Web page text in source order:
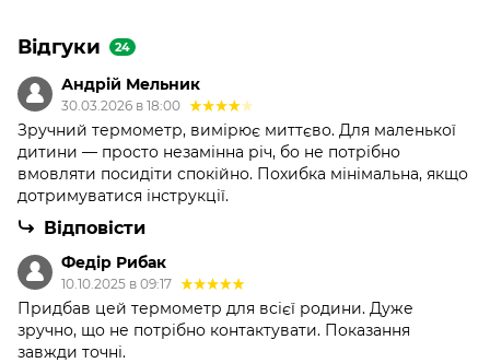
Відгуки 24
Андрій Мельник
30.03.2026 в 18:00
Зручний термометр, вимірює миттєво. Для маленької
дитини — просто незамінна річ, бо не потрібно
вмовляти посидіти спокійно. Похибка мінімальна, якщо
дотримуватися інструкції.
Відповісти
Федір Рибак
10.10.2025 в 09:17
Придбав цей термометр для всієї родини. Дуже
зручно, що не потрібно контактувати. Показання
завжди точні.